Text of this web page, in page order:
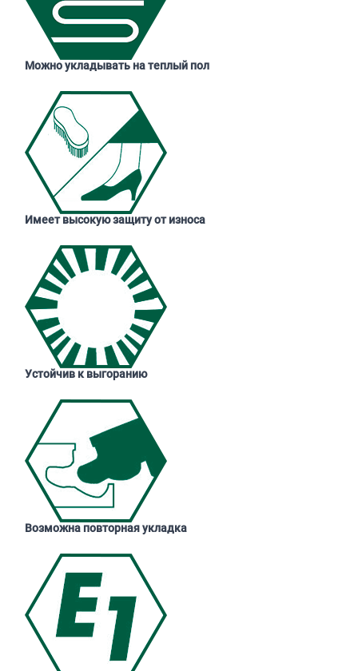
Можно укладывать на теплый пол
Имеет высокую защиту от износа
Устойчив к выгоранию
Возможна повторная укладка